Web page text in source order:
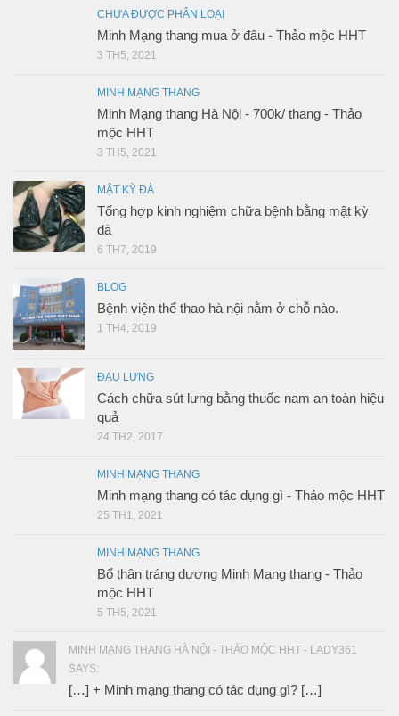
CHƯA ĐƯỢC PHÂN LOẠI
Minh Mạng thang mua ở đâu - Thảo mộc HHT
3 TH5, 2021
MINH MẠNG THANG
Minh Mạng thang Hà Nội - 700k/ thang - Thảo
mộc HHT
3 TH5, 2021
MẬT KỲ ĐÀ
Tổng hợp kinh nghiệm chữa bệnh bằng mật kỳ
đà
6 TH7, 2019
BLOG
Bệnh viện thể thao hà nội nằm ở chỗ nào.
1 TH4, 2019
ĐAU LƯNG
Cách chữa sút lưng bằng thuốc nam an toàn hiệu
quả
24 TH2, 2017
MINH MẠNG THANG
Minh mạng thang có tác dụng gì - Thảo mộc HHT
25 TH1, 2021
MINH MẠNG THANG
Bổ thận tráng dương Minh Mạng thang - Thảo
mộc HHT
5 TH5, 2021
MINH MẠNG THANG HÀ NỘI - THẢO MỘC HHT - LADY361
SAYS:
[…] + Minh mạng thang có tác dụng gì? […]